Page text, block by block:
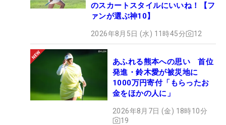
のスカートスタイルにいいね！【フ
ァンが選ぶ神10】
2026年8月5日 (水) 11時45分 12
あふれる熊本への思い 首位
発進・鈴木愛が被災地に
1000万円寄付「もらったお
金をほかの人に」
2026年8月7日 (金) 18時10分
19